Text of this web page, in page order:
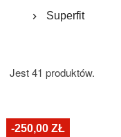
Superfit
Jest 41 produktów.
-250,00 ZŁ